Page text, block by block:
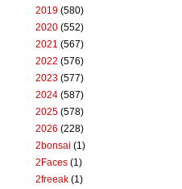
2019 (580)
2020 (552)
2021 (567)
2022 (576)
2023 (577)
2024 (587)
2025 (578)
2026 (228)
2bonsai (1)
2Faces (1)
2freeak (1)